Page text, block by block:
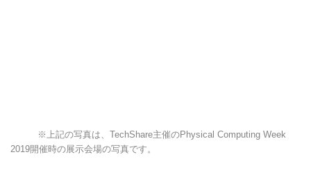
※上記の写真は、TechShare主催のPhysical Computing Week
2019開催時の展示会場の写真です。